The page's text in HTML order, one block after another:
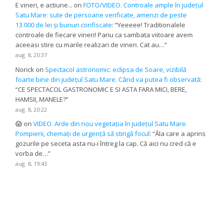
E vineri, e actiune... onFOTO/VIDEO. Controale ample în județul
Satu Mare: sute de persoane verificate, amenzi de peste
13.000 de lei și bunuri confiscate: “Yeeeee! Traditionalele
controale de fiecare vineri! Pariu ca sambata viitoare avem
aceeasi stire cu marile realizari de vineri. Cat au…”
aug. 8, 20:37
Norick on Spectacol astronomic: eclipsa de Soare, vizibilă
foarte bine din județul Satu Mare. Când va putea fi observată:
“CE SPECTACOL GASTRONOMIC E SI ASTA FARA MICI, BERE,
HAMSII, MANELE?”
aug. 8, 20:22
😱 onVIDEO. Arde din nou vegetația în județul Satu Mare.
Pompierii, chemați de urgență să stingă focul: “Ăla care a aprins
gozurile pe seceta asta nu-i întreg la cap. Că aici nu cred că e
vorba de…”
aug. 8, 19:43